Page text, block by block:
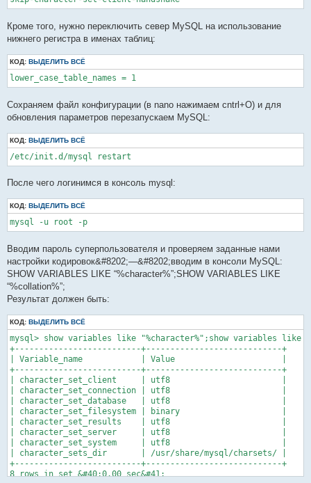
Кроме того, нужно переключить север MySQL на использование
нижнего регистра в именах таблиц:
КОД: ВЫДЕЛИТЬ ВСЁ
lower_case_table_names = 1
Сохраняем файл конфигурации (в nano нажимаем cntrl+O) и для
обновления параметров перезапускаем MySQL:
КОД: ВЫДЕЛИТЬ ВСЁ
/etc/init.d/mysql restart
После чего логинимся в консоль mysql:
КОД: ВЫДЕЛИТЬ ВСЁ
mysql -u root -p
Вводим пароль суперпользователя и проверяем заданные нами
настройки кодировок&#8202;—&#8202;вводим в консоли MySQL:
SHOW VARIABLES LIKE “%character%”;SHOW VARIABLES LIKE
“%collation%”;
Результат должен быть:
КОД: ВЫДЕЛИТЬ ВСЁ
mysql> show variables like "%character%";show variables like
+--------------------------+----------------------------+
| Variable_name            | Value                      |
+--------------------------+----------------------------+
| character_set_client     | utf8                       |
| character_set_connection | utf8                       |
| character_set_database   | utf8                       |
| character_set_filesystem | binary                     |
| character_set_results    | utf8                       |
| character_set_server     | utf8                       |
| character_set_system     | utf8                       |
| character_sets_dir       | /usr/share/mysql/charsets/ |
+--------------------------+----------------------------+
8 rows in set &#40;0.00 sec&#41;